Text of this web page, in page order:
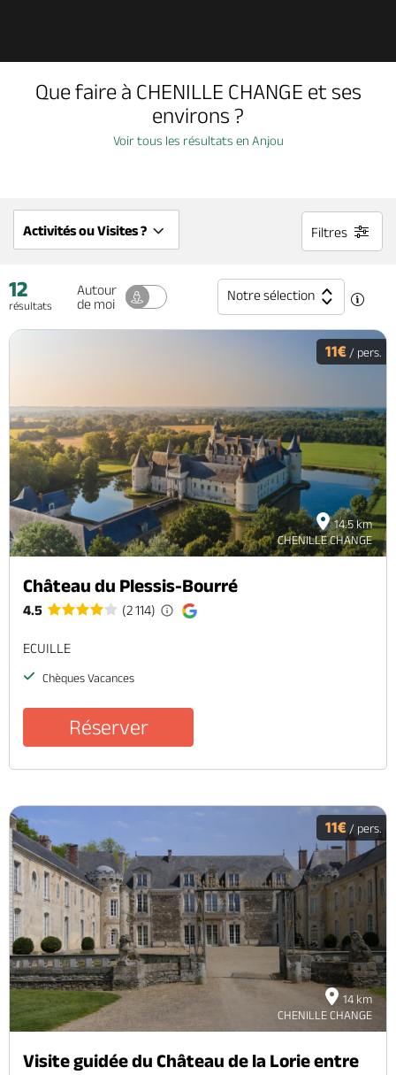
À voir, à faire
Dormir, manger
Séjours, cadeaux
Brochures & Cartes Offices de tourisme Comment venir ? Ecrivez-nous
Que faire à CHENILLE CHANGE et ses
environs ?
Voir tous les résultats en Anjou
Activités ou Visites ? Filtres
12
résultats
Autour
de moi
Notre sélection
14.5 km
CHENILLE CHANGE
11€ / pers.
Château du Plessis-Bourré
4.5 (2 114)
ECUILLE
Chèques Vacances
Réserver
14 km
CHENILLE CHANGE
11€ / pers.
Visite guidée du Château de la Lorie entre